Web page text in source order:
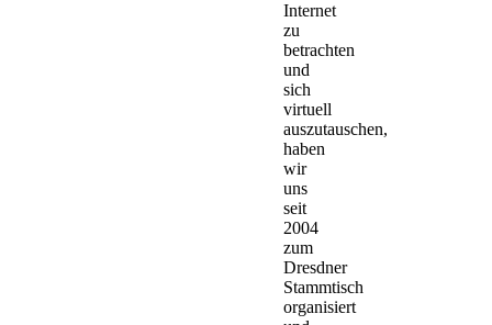
Internet
zu
betrachten
und
sich
virtuell
auszutauschen,
haben
wir
uns
seit
2004
zum
Dresdner
Stammtisch
organisiert